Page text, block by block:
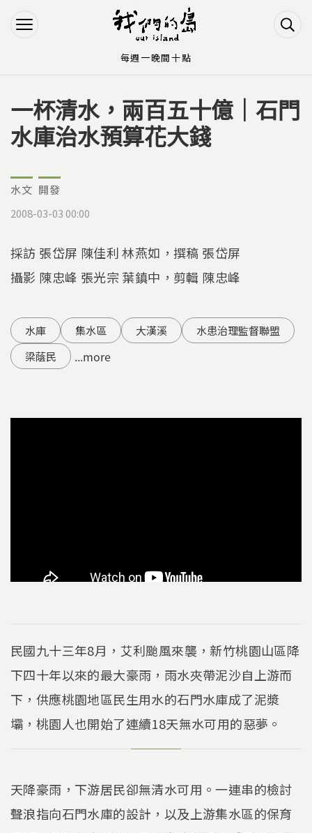
Jump to Navigation
Jump to Main content
您在這裡
一杯清水，兩百五十億｜石門
水庫治水預算花大錢
水文 開發
2008-03-03 00:00
採訪 張岱屏 陳佳利 林燕如，撰稿 張岱屏
攝影 陳忠峰 張光宗 葉鎮中，剪輯 陳忠峰
水庫 集水區 大漢溪
水患治理監督聯盟
梁蔭民
...more
民國九十三年8月，艾利颱風來襲，新竹桃園山區降
下四十年以來的最大豪雨，雨水夾帶泥沙自上游而
下，供應桃園地區民生用水的石門水庫成了泥漿
壩，桃園人也開始了連續18天無水可用的惡夢。
天降豪雨，下游居民卻無清水可用。一連串的檢討
聲浪指向石門水庫的設計，以及上游集水區的保育
每週一晚間十點